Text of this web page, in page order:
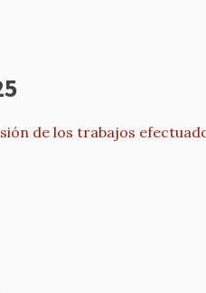
de los trabajos